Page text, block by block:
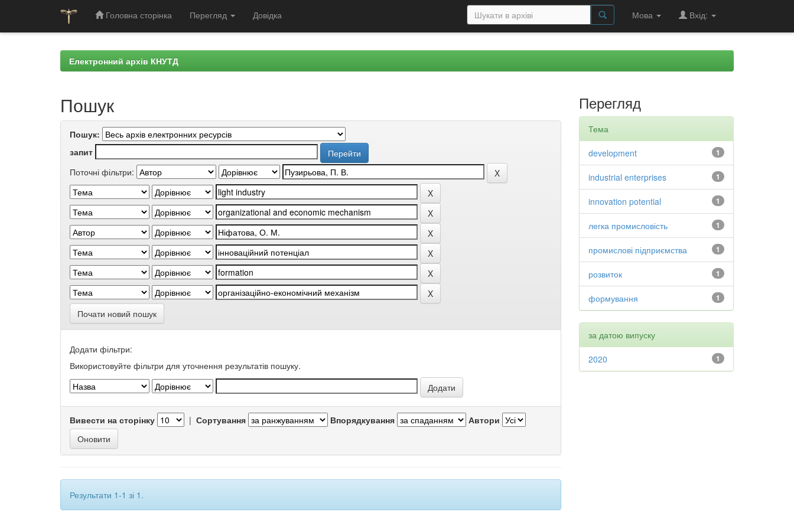
Головна сторінка Перегляд Довідка Мова Вхід:
Електронний архів КНУТД
Пошук
Пошук:
запит
Поточні фільтри:
Почати новий пошук
Додати фільтри:
Використовуйте фільтри для уточнення результатів пошуку.
Вивести на сторінку | Сортування Впорядкування Автори
Результати 1-1 зі 1.
Перегляд
Тема
1
development
1
industrial enterprises
1
innovation potential
1
легка промисловість
1
промислові підприємства
1
розвиток
1
формування
за датою випуску
1
2020